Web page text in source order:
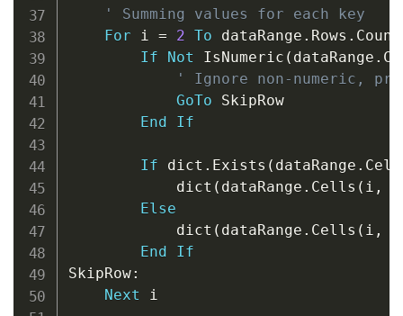
' Summing values for each key
For i = 2 To dataRange . Rows . Count
If
Not IsNumeric ( dataRange .
' Ignore non-numeric,
GoTo SkipRow
End
If
If dict . Exists ( dataRange .
            dict
( dataRange . Cells ( i ,
Else
            dict
( dataRange . Cells ( i ,
End
If
SkipRow:
Next i